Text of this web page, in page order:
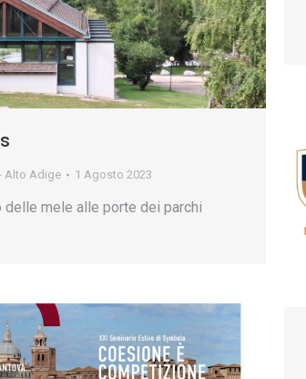
Alto Adige 1 Agosto 2023
delle mele alle porte dei parchi